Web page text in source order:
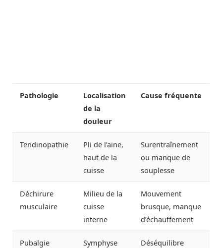
Pathologie
Localisation
de la
douleur
Cause fréquente
Tendinopathie
Pli de l’aine,
haut de la
cuisse
Surentraînement
ou manque de
souplesse
Déchirure
musculaire
Milieu de la
cuisse
interne
Mouvement
brusque, manque
d’échauffement
Pubalgie
Symphyse
Déséquilibre